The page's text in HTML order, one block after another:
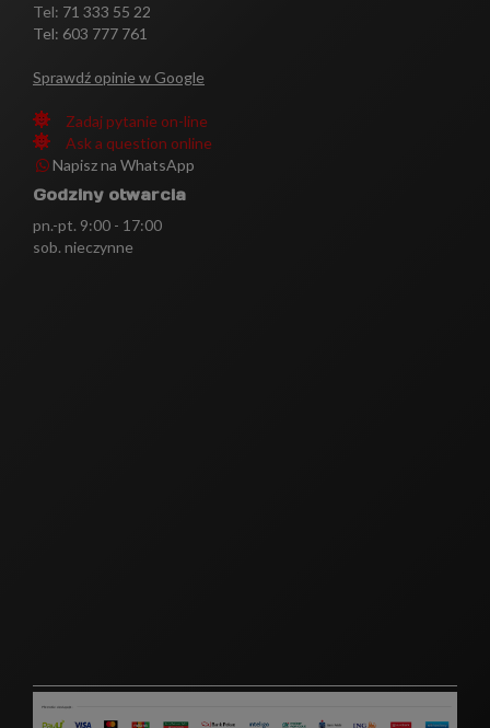
Tel: 71 333 55 22
Tel: 603 777 761
Sprawdź opinie w Google
Zadaj pytanie on-line
Ask a question online
Napisz na WhatsApp
Godziny otwarcia
pn.-pt. 9:00 - 17:00
sob. nieczynne